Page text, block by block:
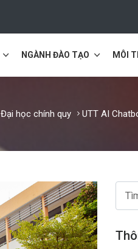
NGÀNH ĐÀO TẠO MÔI
Đại học chính quy UTT AI